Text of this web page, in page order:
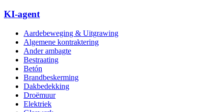
KI-agent
Aardebeweging & Uitgrawing
Algemene kontraktering
Ander ambagte
Bestraating
Betón
Brandbeskerming
Dakbedekking
Droëmuur
Elektriek